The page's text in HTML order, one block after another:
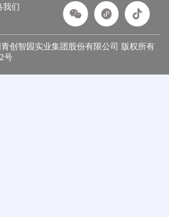
我们
创智园实业集团股份有限公司 版权所有
号